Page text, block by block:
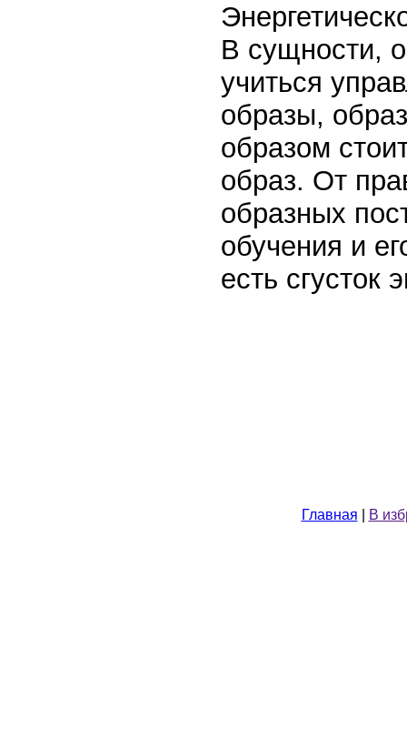
В сущности,
учиться
образы,
образом
образ. От
образных
обучения и
есть
Главная В